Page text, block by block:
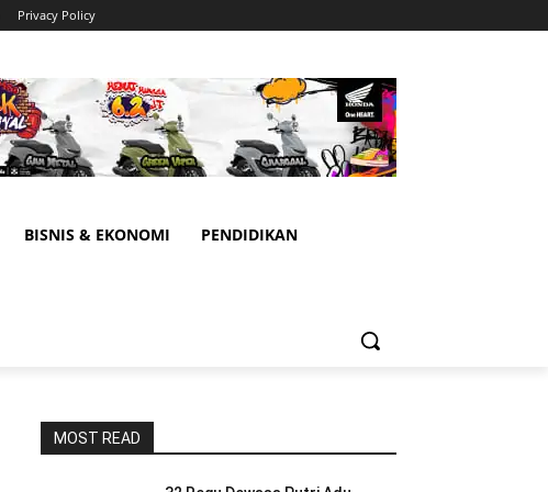
Privacy Policy
BISNIS & EKONOMI PENDIDIKAN
MOST READ